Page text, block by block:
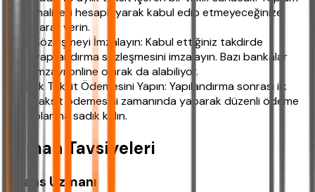
maliyeti hesaplayarak kabul edip etmeyeceğinize
karar verin.
Sözleşmeyi İmzalayın: Kabul ettiğiniz takdirde
yapılandırma sözleşmesini imzalayın. Bazı bankalar
imzayı online olarak da alabiliyor.
İlk Taksit Ödemesini Yapın: Yapılandırma sonrası ilk
taksit ödemesini zamanında yaparak düzenli ödeme
planına sadık kalın.
Uzman Tavsiyeleri
Finans Uzmanı